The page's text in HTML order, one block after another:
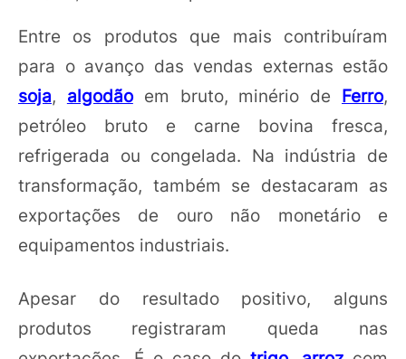
Entre os produtos que mais contribuíram
para o avanço das vendas externas estão
soja, algodãoem bruto, minério de Ferro,
petróleo bruto e carne bovina fresca,
refrigerada ou congelada. Na indústria de
transformação, também se destacaram as
exportações de ouro não monetário e
equipamentos industriais.
Apesar do resultado positivo, alguns
produtos registraram queda nas